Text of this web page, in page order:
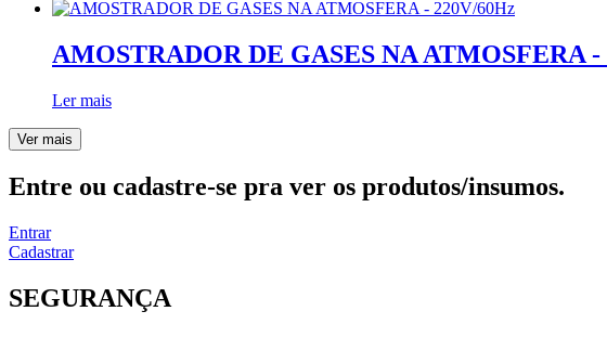
AMOSTRADOR DE GASES NA ATMOSFERA -
Ler mais
Ver mais
Entre ou cadastre-se pra ver os produtos/insumos.
Entrar
Cadastrar
SEGURANÇA